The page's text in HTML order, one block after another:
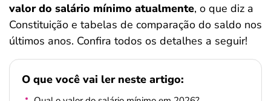
valor do salário mínimo atualmente, o que diz a
Constituição e tabelas de comparação do saldo nos
últimos anos. Confira todos os detalhes a seguir!
O que você vai ler neste artigo: